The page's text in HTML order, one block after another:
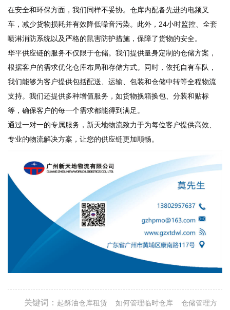
在安全和环保方面，我们同样不妥协。仓库内配备先进的电频叉
车，减少货物损耗并有效降低噪音污染。此外，24小时监控、全套
喷淋消防系统以及严格的鼠害防护措施，保障了货物的安全。
华平供应链的服务不仅限于仓储。我们提供量身定制的仓储方案，
根据客户的需求优化仓库布局和存储方式。同时，依托自有车队，
我们能够为客户提供包括配送、运输、包装和仓储中转等全程物流
支持。我们还提供多种增值服务，如货物换箱换包、分装和贴标
等，确保客户的每一个需求都能得到满足。
通过一对一的专属服务，新天地物流致力于为每位客户提供高效、
专业的物流解决方案，让您的供应链更加顺畅。
关键词： 起酥油仓库租赁 如何管理临时仓库
仓储管理方